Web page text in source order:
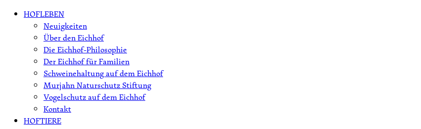
Skip HOFLEBEN
Neuigkeiten
Über den Eichhof
Die Eichhof-Philosophie
Der Eichhof für Familien
Schweinehaltung auf dem Eichhof
Murjahn Naturschutz Stiftung
Vogelschutz auf dem Eichhof
Kontakt
HOFTIERE